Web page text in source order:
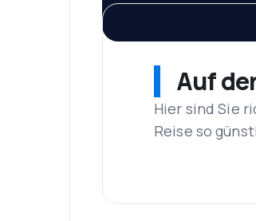
Auf
Hier sind Sie
Reise so